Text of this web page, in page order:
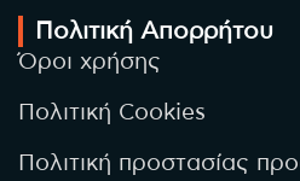
Πολιτική Απορρήτου
Όροι χρήσης
Πολιτική Cookies
Πολιτική προστασίας